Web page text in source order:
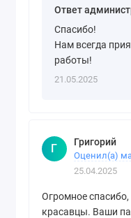
Ответ
Спасибо!
Нам всегда
работы!
21.05.2025
Г Григорий
Оценил(а)
25.04.2025
Огромное
красавцы. Ваши